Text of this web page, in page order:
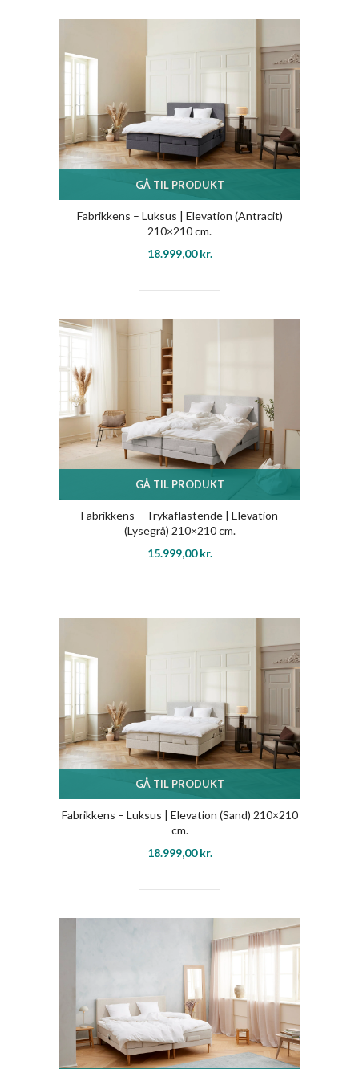
GÅ TIL PRODUKT
Fabrikkens – Luksus | Elevation (Antracit)
210×210 cm.
18.999,00kr.
GÅ TIL PRODUKT
Fabrikkens – Trykaflastende | Elevation
(Lysegrå) 210×210 cm.
15.999,00kr.
GÅ TIL PRODUKT
Fabrikkens – Luksus | Elevation (Sand) 210×210
cm.
18.999,00kr.